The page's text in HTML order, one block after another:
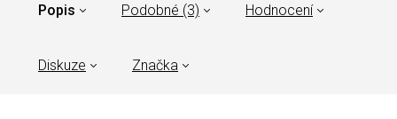
Popis Podobné (3) Hodnocení
Diskuze Značka